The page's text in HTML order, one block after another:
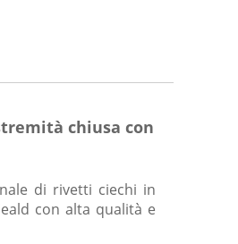
chiusa con
di rivetti ciechi in
con alta qualità e